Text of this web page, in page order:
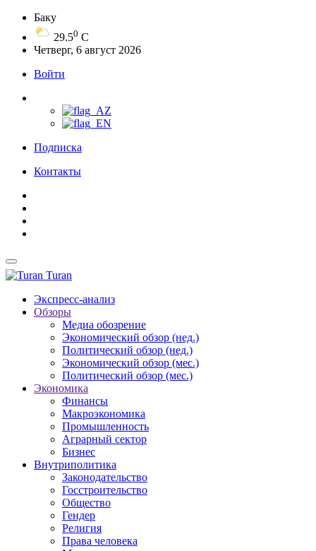
Баку
29.50 C
Четверг, 6 август 2026
Войти
Подписка
Контакты
Turan
Экспресс-анализ
Обзоры
Медиа обозрение
Экономический обзор (нед.)
Политический обзор (нед.)
Экономический обзор (мес.)
Политический обзор (мес.)
Экономика
Финансы
Макроэкономика
Промышленность
Аграрный сектор
Бизнес
Внутриполитика
Законодательство
Госстроительство
Общество
Гендер
Религия
Права человека